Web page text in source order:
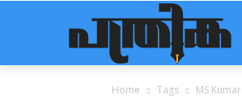
Home Tags MS Kumar